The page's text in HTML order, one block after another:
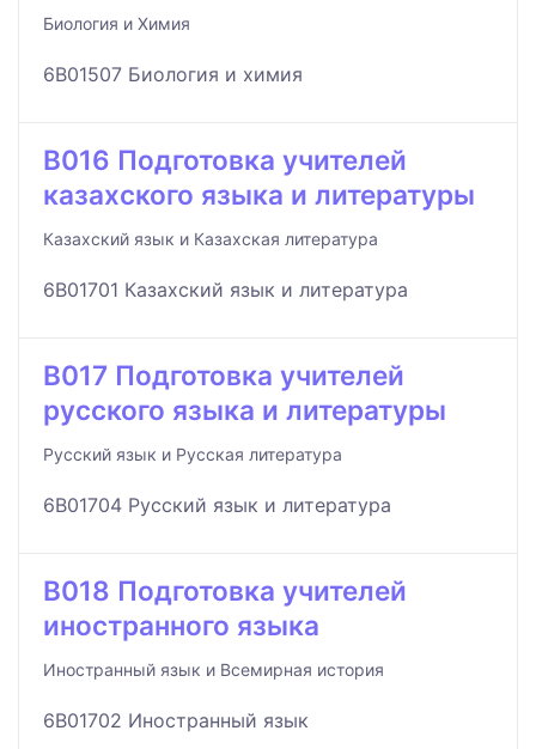
Биология и Химия
6B01507 Биология и химия
B016 Подготовка учителей
казахского языка и литературы
Казахский язык и Казахская литература
6B01701 Казахский язык и литература
B017 Подготовка учителей
русского языка и литературы
Русский язык и Русская литература
6B01704 Русский язык и литература
B018 Подготовка учителей
иностранного языка
Иностранный язык и Всемирная история
6B01702 Иностранный язык